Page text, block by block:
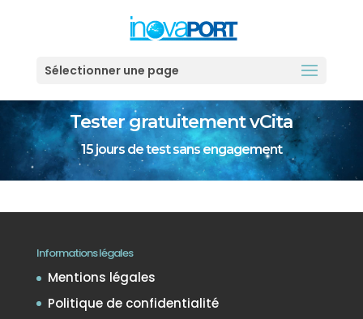
Sélectionner une page
Tester gratuitement vCita
15 jours de test sans engagement
Informations légales
Mentions légales
Politique de confidentialité